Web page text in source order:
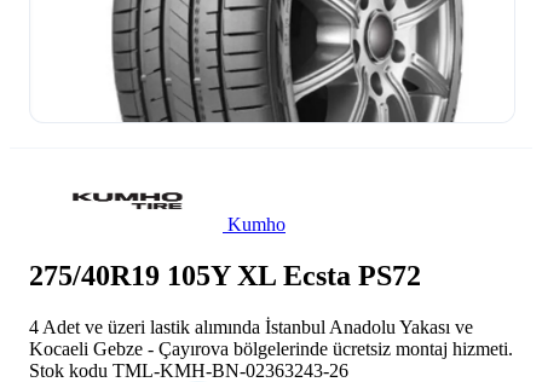
Kumho
275/40R19 105Y XL Ecsta PS72
4 Adet ve üzeri lastik alımında İstanbul Anadolu Yakası ve
Kocaeli Gebze - Çayırova bölgelerinde ücretsiz montaj hizmeti.
Stok kodu TML-KMH-BN-02363243-26